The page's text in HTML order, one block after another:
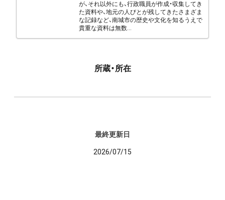
が、それ以外にも、行政職員が作成・収集してき
た資料や、地元の人びとが残してきたさまざま
な記録など、南城市の歴史や文化を知るうえで
貴重な資料は無数...
所蔵・所在
最終更新日
2026/07/15